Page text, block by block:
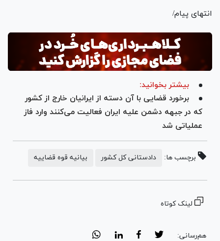
انتهای پیام/
بیشتر بخوانید:
برخورد قضایی با آن دسته از ایرانیان خارج از کشور
که در جبهه دشمن علیه ایران فعالیت می‌کنند وارد فاز
عملیاتی شد
برچسب ها: دادستانی کل کشور بیانیه قوه قضاییه
لینک کوتاه
هم‌رسانی: